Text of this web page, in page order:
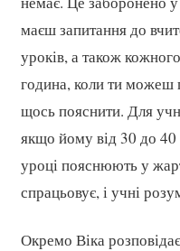
маєш запитання до
уроків, а також
година, коли ти можеш
щось пояснити. Для
якщо йому від 30 до 40
уроці пояснюють у
спрацьовує, і учні
Окремо Віка